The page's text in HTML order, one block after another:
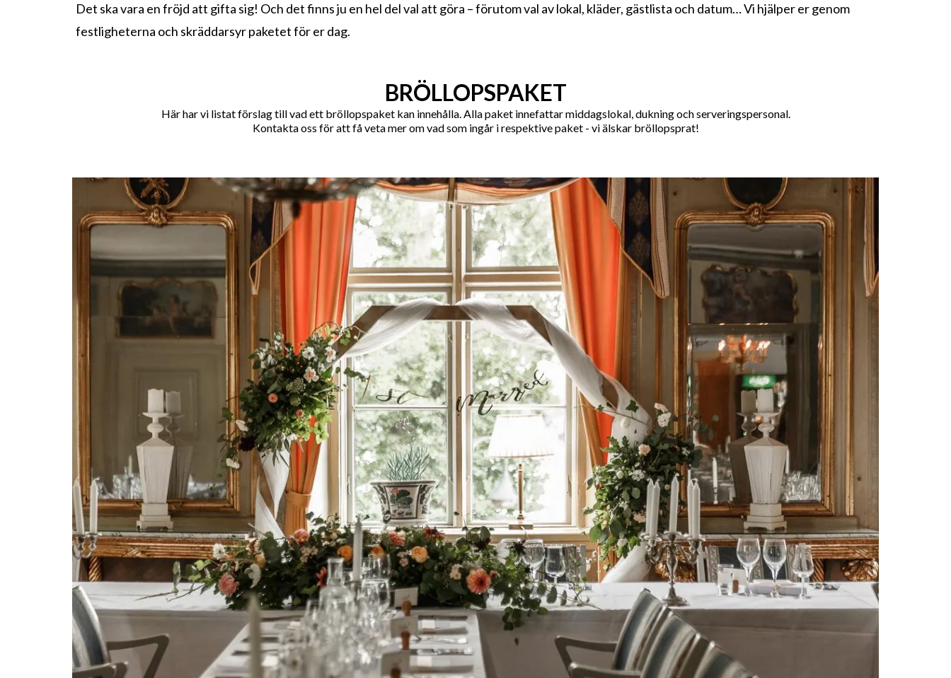
Det ska vara en fröjd att gifta sig! Och det finns ju en hel del val att göra – förutom val av lokal, kläder, gästlista och datum… Vi hjälper er genom
festligheterna och skräddarsyr paketet för er dag.
BRÖLLOPSPAKET
Här har vi listat förslag till vad ett bröllopspaket kan innehålla. Alla paket innefattar middagslokal, dukning och serveringspersonal.
Kontakta oss för att få veta mer om vad som ingår i respektive paket - vi älskar bröllopsprat!